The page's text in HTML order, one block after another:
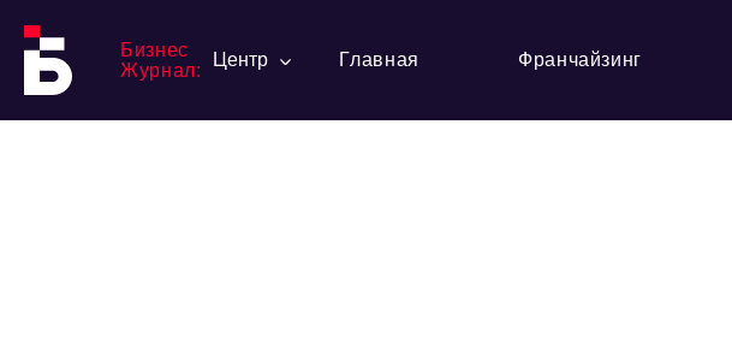
Бизнес
Журнал:
Центр Главная Франчайзинг